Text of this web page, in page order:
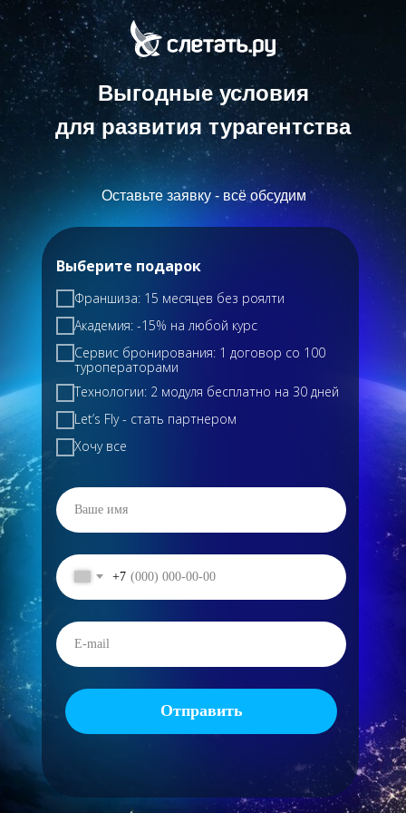
Выберите подарок
Франшиза: 15 месяцев без роялти
Академия: -15% на любой курс
Сервис бронирования: 1 договор со 100
туроператорами
Технологии: 2 модуля бесплатно на 30 дней
Let’s Fly - стать партнером
Хочу все
+7
Отправить
Выгодные условия
для развития турагентства
Оставьте заявку - всё обсудим